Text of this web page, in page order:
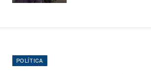
POLÍTICA